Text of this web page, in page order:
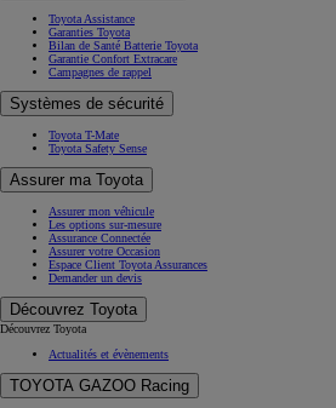
Toyota Assistance
Garanties Toyota
Bilan de Santé Batterie Toyota
Garantie Confort Extracare
Campagnes de rappel
Systèmes de sécurité
Toyota T-Mate
Toyota Safety Sense
Assurer ma Toyota
Assurer mon véhicule
Les options sur-mesure
Assurance Connectée
Assurer votre Occasion
Espace Client Toyota Assurances
Demander un devis
Découvrez Toyota
Découvrez Toyota
Actualités et évènements
TOYOTA GAZOO Racing